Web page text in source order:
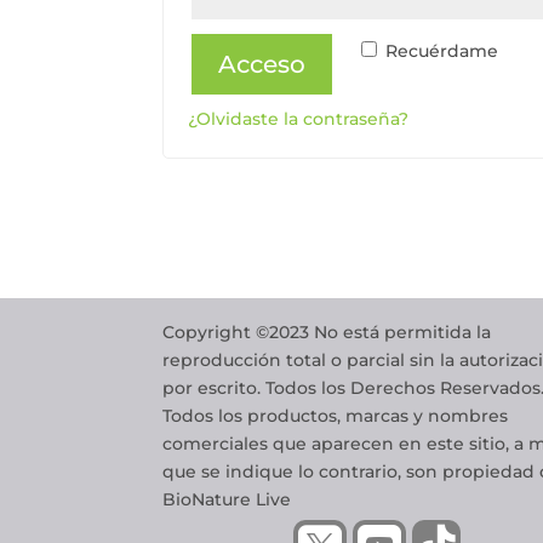
Recuérdame
Acceso
¿Olvidaste la contraseña?
Copyright ©2023 No está permitida la
reproducción total o parcial sin la
por escrito. Todos los Derechos Reservados.
Todos los productos, marcas y nombres
comerciales que aparecen en este sitio, a
que se indique lo contrario, son propiedad
BioNature Live